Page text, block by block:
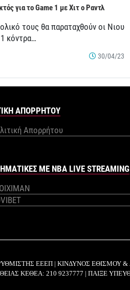
για το Game 1 με Χιτ ο Ραντλ
τους θα παραταχθούν οι Νιου
κόντρα…
30/04/23
ΑΠΟΡΡΉΤΟΥ
Απορρήτου
ΜΕ NBA LIVE STREAMING